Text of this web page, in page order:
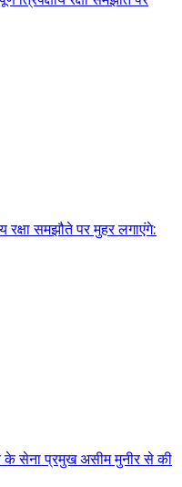
रक्षा समझौते पर मुहर लगाएंगे:
के सेना प्रमुख असीम मुनीर से की